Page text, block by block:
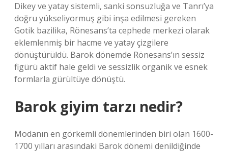
Dikey ve yatay sistemli, sanki sonsuzluğa ve Tanrı’ya
doğru yükseliyormuş gibi inşa edilmesi gereken
Gotik bazilika, Rönesans’ta cephede merkezi olarak
eklemlenmiş bir hacme ve yatay çizgilere
dönüştürüldü. Barok dönemde Rönesans’ın sessiz
figürü aktif hale geldi ve sessizlik organik ve esnek
formlarla gürültüye dönüştü.
Barok giyim tarzı nedir?
Modanın en görkemli dönemlerinden biri olan 1600-
1700 yılları arasındaki Barok dönemi denildiğinde